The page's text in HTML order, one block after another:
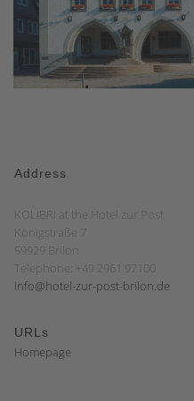
Address
KOLIBRI at the Hotel zur Post
Königstraße 7
59929 Brilon
Telephone: +49 2961 97100
info@hotel-zur-post-brilon.de
URLs
Homepage